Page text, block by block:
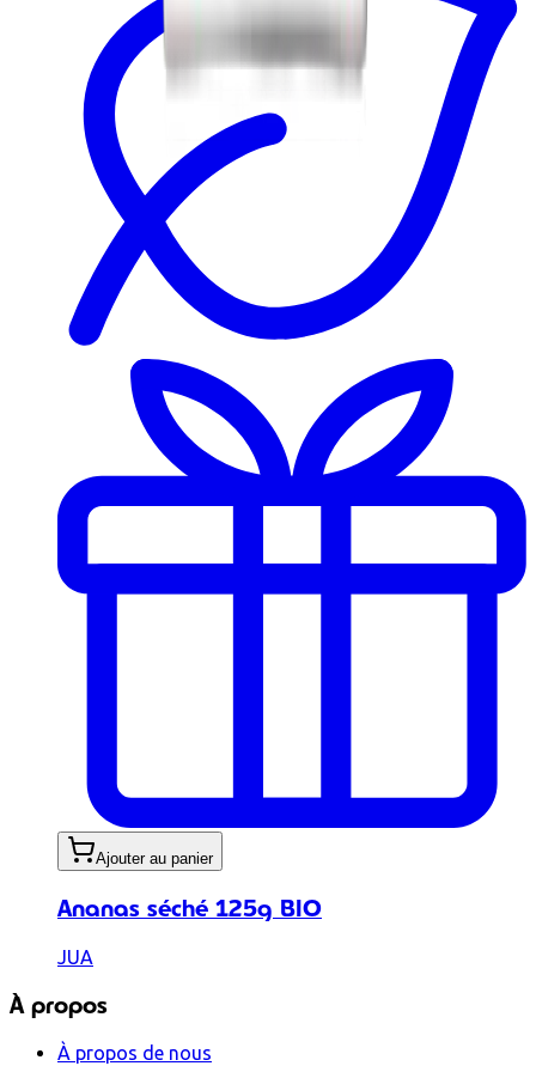
Ajouter au panier
Ananas séché 125g BIO
JUA
À propos
À propos de nous